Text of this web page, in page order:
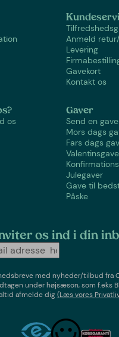
Anmeld
Levering
Gavekort
Kontakt os
os
Gaver
Send en gave
Mors dags
Fars dags
Valentinsgave
Julegaver
Gave til
Påske
os ind i din
med nyheder/tilbud fra
under højsæson, som f.eks
afmelde dig(Læs vores